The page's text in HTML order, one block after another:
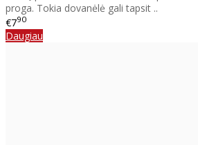
proga. Tokia dovanėlė gali tapsit ..
€790
Daugiau